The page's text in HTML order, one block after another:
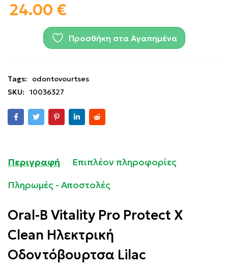
24.00 €
Προσθήκη στα Αγαπημένα
Tags:
odontovourtses
SKU:
10036327
Περιγραφή
Επιπλέον πληροφορίες
Πληρωμές - Αποστολές
Oral-B Vitality Pro Protect X
Clean Ηλεκτρική
Οδοντόβουρτσα Lilac